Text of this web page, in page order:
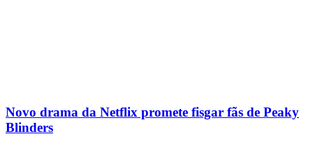
Novo drama da Netflix promete fisgar fãs de Peaky
Blinders